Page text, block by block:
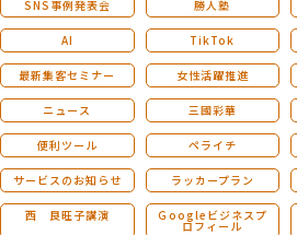
SNS事例発表会 勝人塾
AI TikTok
最新集客セミナー 女性活躍推進
ニュース 三國彩華
便利ツール ペライチ
サービスのお知らせ ラッカープラン
西 良旺子講演 Ｇoogleビジネスプ
ロフィール